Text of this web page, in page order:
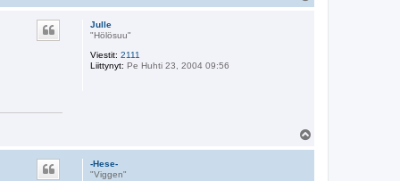
l
Julle
"Hölösuu"
Viestit: 2111
Liittynyt: Pe Huhti 23, 2004 09:56
-Hese-
"Viggen"